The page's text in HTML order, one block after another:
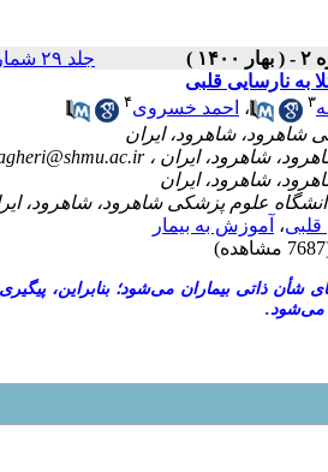
جلد ۲۹ شماره ۲ صفحات ۱۰۱-۹۱
به نارسایی قلبی
۳ ، احمد خسروی۴
قلبی، آموزش به بیمار
ذاتی بیماران می‌شود؛ بنابراین،
می‌شود.